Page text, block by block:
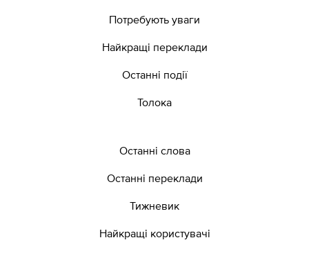
Потребують уваги
Найкращі переклади
Останні події
Толока
Останні слова
Останні переклади
Тижневик
Найкращі користувачі